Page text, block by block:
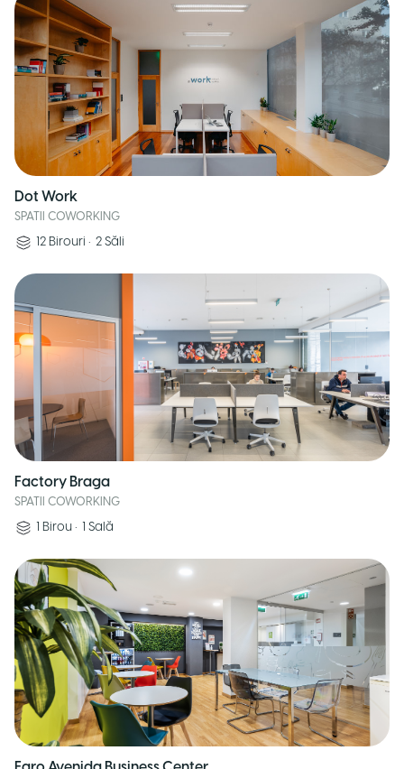
Dot Work
SPATII COWORKING
12 Birouri • 2 Săli
Factory Braga
SPATII COWORKING
1 Birou • 1 Sală